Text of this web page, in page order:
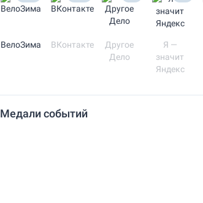
ВелоЗима ВКонтакте
Другое
Дело
Я —
значит
Яндекс
Медали событий